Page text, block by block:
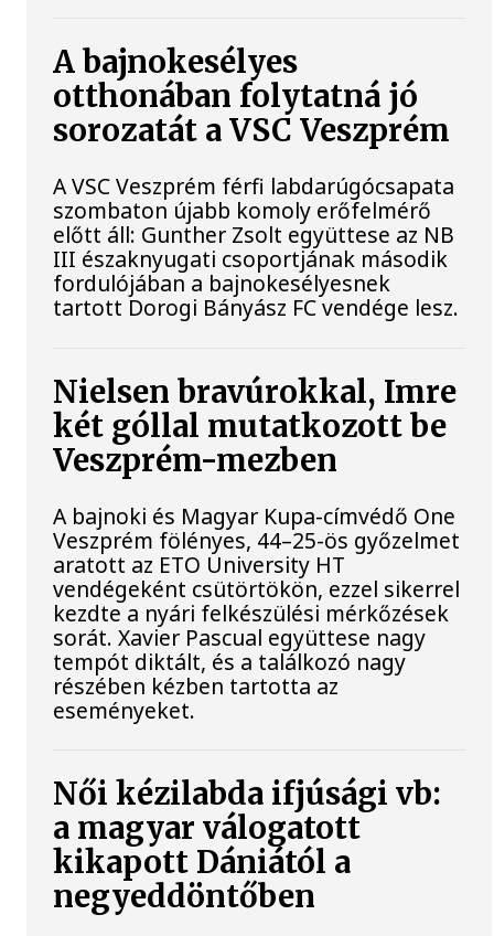
A bajnokesélyes
otthonában folytatná jó
sorozatát a VSC Veszprém
A VSC Veszprém férfi labdarúgócsapata
szombaton újabb komoly erőfelmérő
előtt áll: Gunther Zsolt együttese az NB
III északnyugati csoportjának második
fordulójában a bajnokesélyesnek
tartott Dorogi Bányász FC vendége lesz.
Nielsen bravúrokkal, Imre
két góllal mutatkozott be
Veszprém-mezben
A bajnoki és Magyar Kupa-címvédő One
Veszprém fölényes, 44–25-ös győzelmet
aratott az ETO University HT
vendégeként csütörtökön, ezzel sikerrel
kezdte a nyári felkészülési mérkőzések
sorát. Xavier Pascual együttese nagy
tempót diktált, és a találkozó nagy
részében kézben tartotta az
eseményeket.
Női kézilabda ifjúsági vb:
a magyar válogatott
kikapott Dániától a
negyeddöntőben